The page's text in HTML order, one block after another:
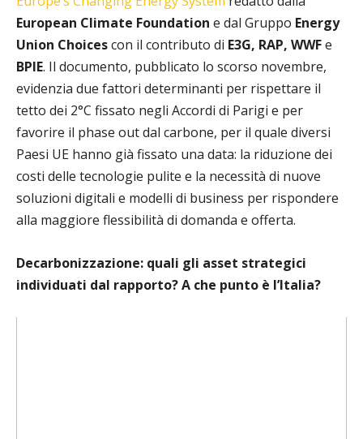
European Climate Foundation e dal Gruppo Energy
Union Choicescon il contributo di E3G, RAP, WWFe
BPIE. Il documento, pubblicato lo scorso novembre,
evidenzia due fattori determinanti per rispettare il
tetto dei 2°C fissato negli Accordi di Parigi e per
favorire il phase out dal carbone, per il quale diversi
Paesi UE hanno già fissato una data: la riduzione dei
costi delle tecnologie pulite e la necessità di nuove
soluzioni digitali e modelli di business per rispondere
alla maggiore flessibilità di domanda e offerta.
Decarbonizzazione: quali gli asset strategici
individuati dal rapporto? A che punto è l’Italia?